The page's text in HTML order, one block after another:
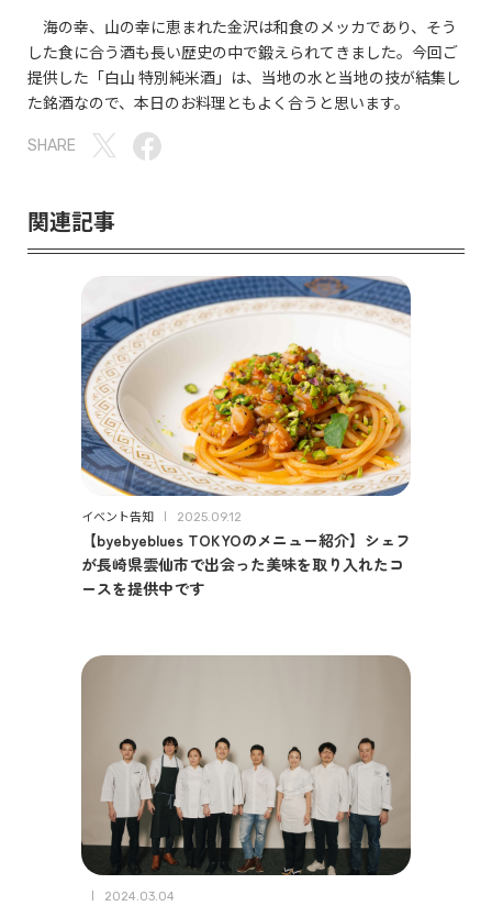
海の幸、山の幸に恵まれた金沢は和食のメッカであり、そう
した食に合う酒も長い歴史の中で鍛えられてきました。今回ご
提供した「白山 特別純米酒」は、当地の水と当地の技が結集し
た銘酒なので、本日のお料理ともよく合うと思います。
SHARE
関連記事
イベント告知 2025.09.12
【byebyeblues TOKYOのメニュー紹介】シェフ
が長崎県雲仙市で出会った美味を取り入れたコ
ースを提供中です
2024.03.04